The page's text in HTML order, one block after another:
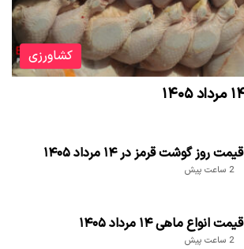
کشاورزی
قیمت روز گوشت قرمز در ۱۴ مرداد ۱۴۰۵
2 ساعت پیش
قیمت انواع ماهی ۱۴ مرداد ۱۴۰۵
2 ساعت پیش